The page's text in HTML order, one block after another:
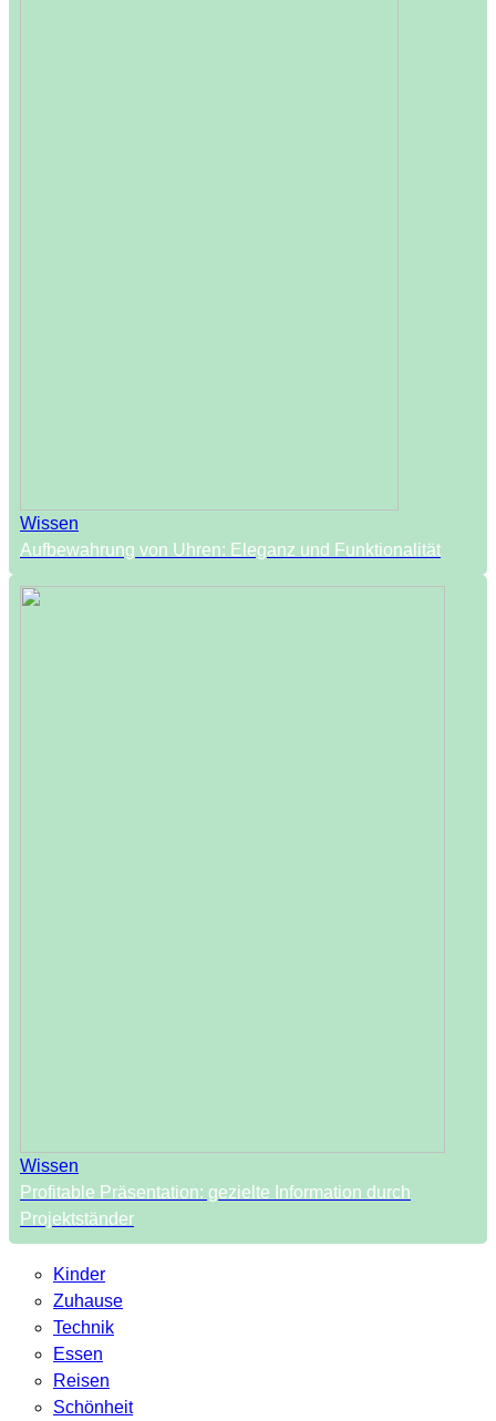
Wissen
Aufbewahrung von Uhren: Eleganz und Funktionalität
Wissen
Profitable Präsentation: gezielte Information durch
Projektständer
Kinder
Zuhause
Technik
Essen
Reisen
Schönheit